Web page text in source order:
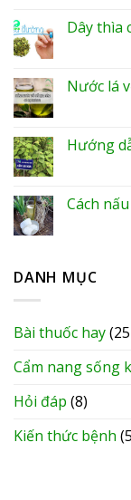
Dây thìa
Nước lá
Hướng
Cách
DANH MỤC
Bài thuốc hay
Cẩm nang sống
Hỏi đáp (8)
Kiến thức bệnh